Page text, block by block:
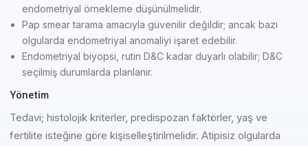
endometriyal örnekleme düşünülmelidir.
Pap smear tarama amacıyla güvenilir değildir; ancak bazı
olgularda endometriyal anomaliyi işaret edebilir.
Endometriyal biyopsi, rutin D&C kadar duyarlı olabilir; D&C
seçilmiş durumlarda planlanır.
Yönetim
Tedavi; histolojik kriterler, predispozan faktörler, yaş ve
fertilite isteğine göre kişiselleştirilmelidir. Atipisiz olgularda